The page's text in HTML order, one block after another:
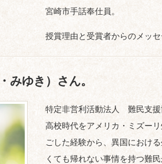
宮崎市手話奉仕員。
授賞理由と受賞者からのメッ
みゆき）さん。
特定非営利活動法人 難民支
高校時代をアメリカ・ミズー
ごした経験から、異国におけ
くても帰れない事情を持つ難